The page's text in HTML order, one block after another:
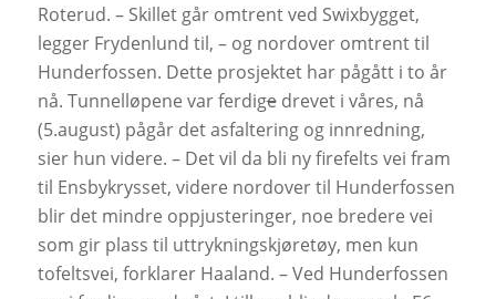
Roterud. – Skillet går omtrent ved Swixbygget,
legger Frydenlund til, – og nordover omtrent til
Hunderfossen. Dette prosjektet har pågått i to år
nå. Tunnelløpene var ferdigedrevet i våres, nå
(5.august) pågår det asfaltering og innredning,
sier hun videre. – Det vil da bli ny firefelts vei fram
til Ensbykrysset, videre nordover til Hunderfossen
blir det mindre oppjusteringer, noe bredere vei
som gir plass til uttrykningskjøretøy, men kun
tofeltsvei, forklarer Haaland. – Ved Hunderfossen